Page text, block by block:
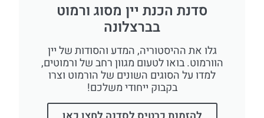
סדנת הכנת יין מסוג ורמוט
בברצלונה
גלו את ההיסטוריה, המדע והסודות של יין
הוורמוט. בואו לטעום מגוון רחב של ורמוטים,
למדו על הסוגים השונים של הורמוט וצרו
בקבוק ייחודי משלכם!